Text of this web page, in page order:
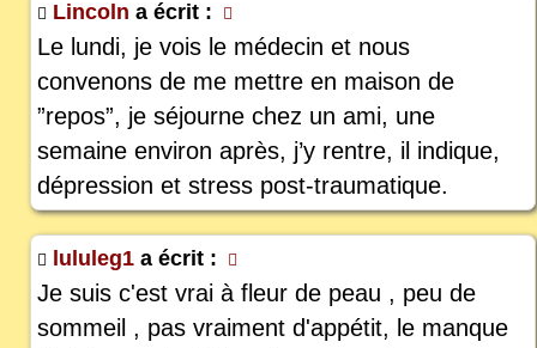
Lincoln a écrit :
Le lundi, je vois le médecin et nous
convenons de me mettre en maison de
”repos”, je séjourne chez un ami, une
semaine environ après, j’y rentre, il indique,
dépression et stress post-traumatique.
lululeg1 a écrit :
Je suis c'est vrai à fleur de peau , peu de
sommeil , pas vraiment d'appétit, le manque